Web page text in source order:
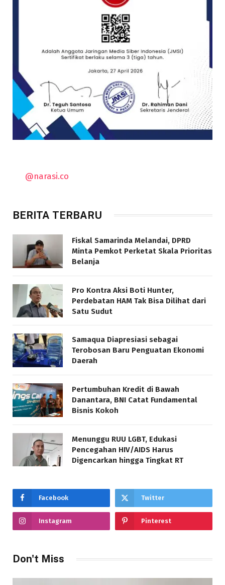
@narasi.co
BERITA TERBARU
Fiskal Samarinda Melandai, DPRD
Minta Pemkot Perketat Skala Prioritas
Belanja
Pro Kontra Aksi Boti Hunter,
Perdebatan HAM Tak Bisa Dilihat dari
Satu Sudut
Samaqua Diapresiasi sebagai
Terobosan Baru Penguatan Ekonomi
Daerah
Pertumbuhan Kredit di Bawah
Danantara, BNI Catat Fundamental
Bisnis Kokoh
Menunggu RUU LGBT, Edukasi
Pencegahan HIV/AIDS Harus
Digencarkan hingga Tingkat RT
Facebook Twitter
Instagram Pinterest
Don't Miss